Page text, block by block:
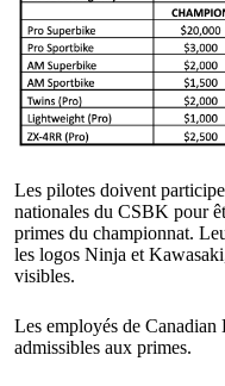
Les pilotes doivent
nationales du CSBK pour
primes du championnat.
les logos Ninja et
visibles.
Les employés de
admissibles aux primes.